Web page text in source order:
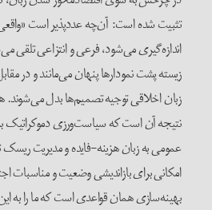
تثبیت شده است: آن‌چه عددپذیر است
اندازه‌گیری می‌شود، فرعی و انتزاعی تلقی
زیسته پشت نمودارها پنهان می‌مانند و در
زبان اخلاقی توجیه تصمیم‌ها بدل می‌شوند.
نتیجه آن است که سیاست‌ورزی دموکراتیک
عمومی به زبان هزینه-فایده و مدیریت ریسک
امکانی برای بازاندیشی وضعیت و مناسبات
بهینه‌سازی همان قواعدی است که ما را به